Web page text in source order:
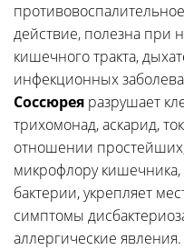
действие, полезна при
кишечного тракта,
инфекционных
Соссюрея разрушает
трихомонад, аскарид,
отношении
микрофлору
бактерии, укрепляет
симптомы
аллергические явления.